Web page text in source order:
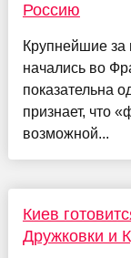
Россию
Крупнейшие за
начались во
показательна
признает, что
возможной...
Киев
Дружковки и